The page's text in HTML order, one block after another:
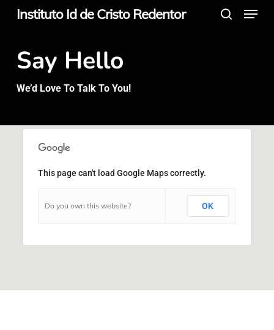
Skip
main
content
Instituto Id de Cristo Redentor Menu
Say Hello
We’d Love To Talk To You!
This page can't load Google Maps correctly.
Do you own this website? OK